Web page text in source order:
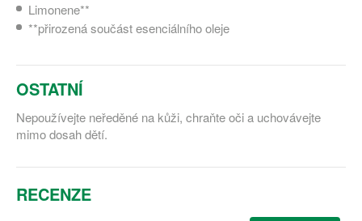
Limonene**
**přirozená součást esenciálního oleje
OSTATNÍ
Nepoužívejte neředěné na kůži, chraňte oči a uchovávejte
mimo dosah dětí.
RECENZE